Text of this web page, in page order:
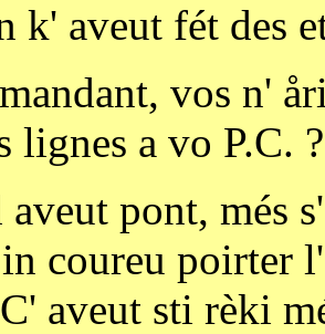
k' aveut fét des
vos n'
lignes a vo P.C. ?
pont, més
coureu poirter
aveut sti rèki